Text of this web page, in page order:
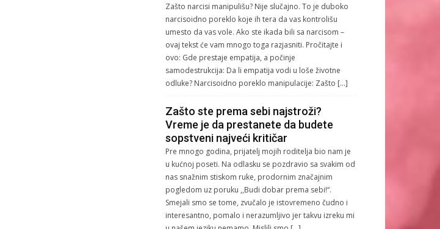
Zašto narcisi manipulišu? Nije slučajno. To je duboko
narcisoidno poreklo koje ih tera da vas kontrolišu
umesto da vas vole. Ako ste ikada bili sa narcisom –
ovaj tekst će vam mnogo toga razjasniti. Pročitajte i
ovo: Gde prestaje empatija, a počinje
samodestrukcija: Da li empatija vodi u loše životne
odluke? Narcisoidno poreklo manipulacije: Zašto […]
Zašto ste prema sebi najstroži?
Vreme je da prestanete da budete
sopstveni najveći kritičar
Pre mnogo godina, prijatelj mojih roditelja bio nam je
u kućnoj poseti. Na odlasku se pozdravio sa svakim od
nas snažnim stiskom ruke, prodornim značajnim
pogledom uz poruku ,,Budi dobar prema sebi!“.
Smejali smo se tome, zvučalo je istovremeno čudno i
interesantno, pomalo i nerazumljivo jer takvu izreku mi